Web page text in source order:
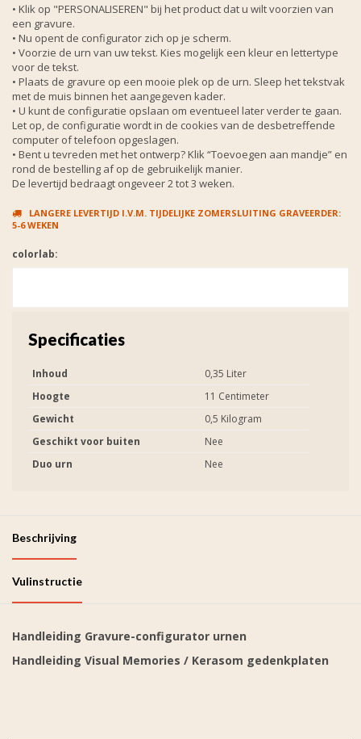
• Klik op "PERSONALISEREN" bij het product dat u wilt voorzien van
een gravure.
• Nu opent de configurator zich op je scherm.
• Voorzie de urn van uw tekst. Kies mogelijk een kleur en lettertype
voor de tekst.
• Plaats de gravure op een mooie plek op de urn. Sleep het tekstvak
met de muis binnen het aangegeven kader.
• U kunt de configuratie opslaan om eventueel later verder te gaan.
Let op, de configuratie wordt in de cookies van de desbetreffende
computer of telefoon opgeslagen.
• Bent u tevreden met het ontwerp? Klik “Toevoegen aan mandje” en
rond de bestelling af op de gebruikelijk manier.
De levertijd bedraagt ongeveer 2 tot 3 weken.
LANGERE LEVERTIJD I.V.M. TIJDELIJKE ZOMERSLUITING GRAVEERDER:
5-6 WEKEN
colorlab:
Specificaties
Inhoud
0,35 Liter
Hoogte
11 Centimeter
Gewicht
0,5 Kilogram
Geschikt voor buiten
Nee
Duo urn
Nee
Beschrijving
Vulinstructie
Handleiding Gravure-configurator urnen
Handleiding Visual Memories / Kerasom gedenkplaten